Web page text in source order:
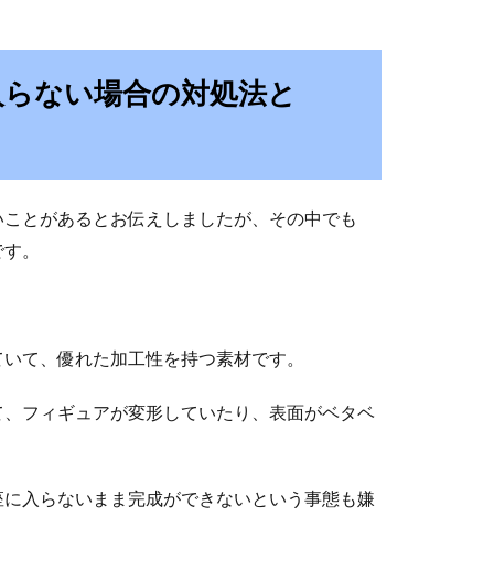
ない場合の対処法と
とがあるとお伝えしましたが、その中でも
。
て、優れた加工性を持つ素材です。
フィギュアが変形していたり、表面がベタベ
入らないまま完成ができないという事態も嫌